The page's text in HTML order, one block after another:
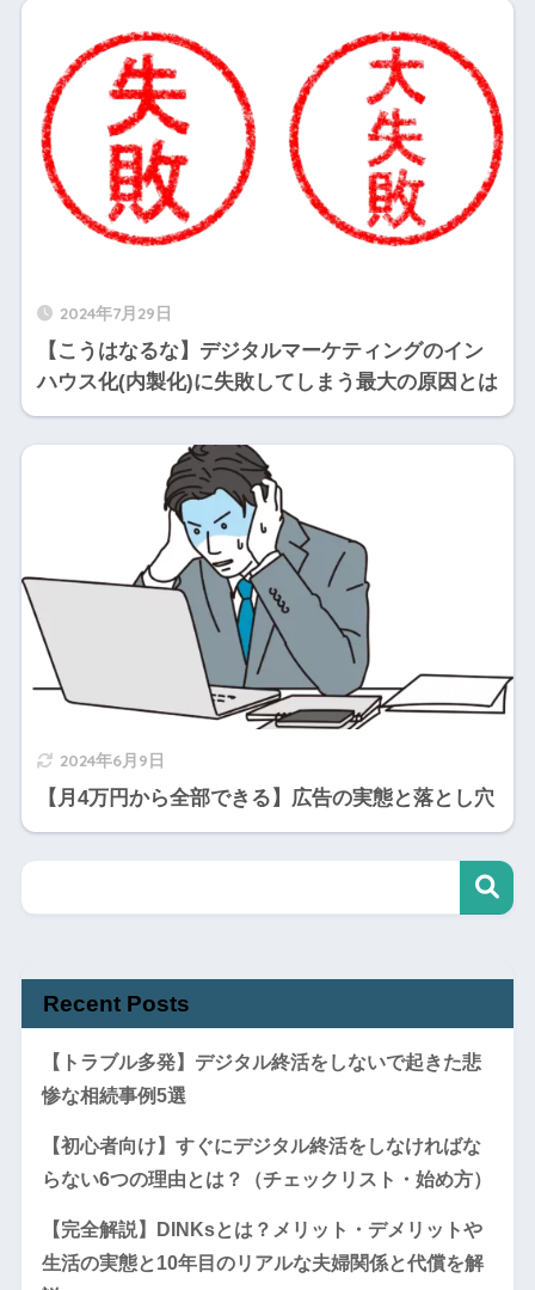
2024年7月29日
【こうはなるな】デジタルマーケティングのイン
ハウス化(内製化)に失敗してしまう最大の原因とは
2024年6月9日
【月4万円から全部できる】広告の実態と落とし穴
Recent Posts
【トラブル多発】デジタル終活をしないで起きた悲
惨な相続事例5選
【初心者向け】すぐにデジタル終活をしなければな
らない6つの理由とは？（チェックリスト・始め方）
【完全解説】DINKsとは？メリット・デメリットや
生活の実態と10年目のリアルな夫婦関係と代償を解